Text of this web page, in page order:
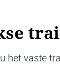
het vaste